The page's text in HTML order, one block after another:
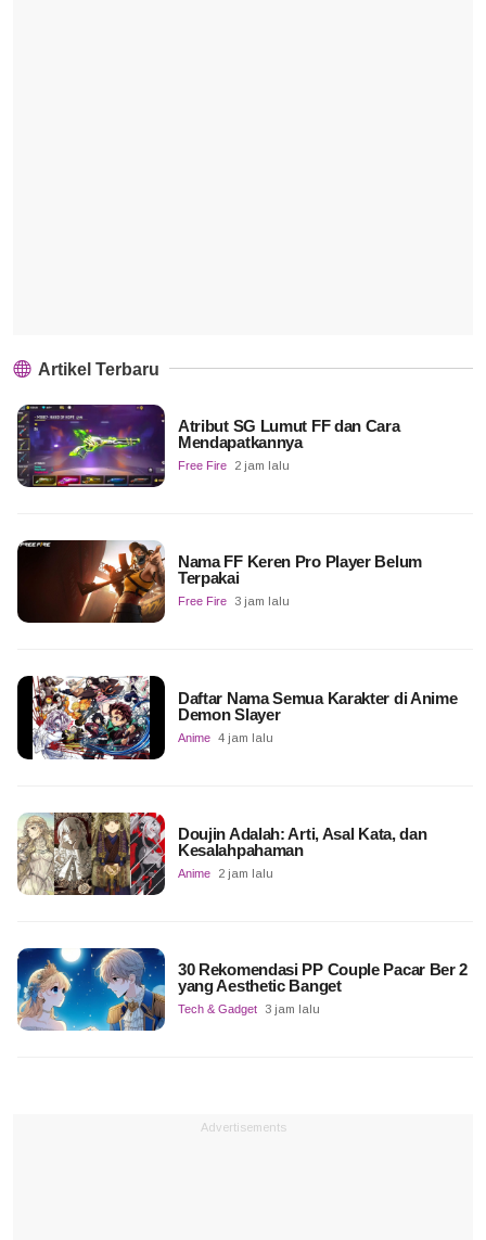
Artikel Terbaru
Atribut SG Lumut FF dan Cara
Mendapatkannya
Free Fire 2 jam lalu
Nama FF Keren Pro Player Belum
Terpakai
Free Fire 3 jam lalu
Daftar Nama Semua Karakter di Anime
Demon Slayer
Anime 4 jam lalu
Doujin Adalah: Arti, Asal Kata, dan
Kesalahpahaman
Anime 2 jam lalu
30 Rekomendasi PP Couple Pacar Ber 2
yang Aesthetic Banget
Tech & Gadget 3 jam lalu
Advertisements